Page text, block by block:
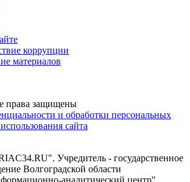
коррупции
материалов
права защищены
и обработки персональных
сайта
Учредитель - государственное
Волгоградской области
аналитический центр"